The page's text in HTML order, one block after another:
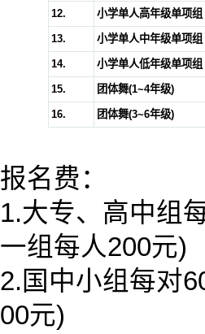
12. 小学单人高年级单项组
13. 小学单人中年级单项组
14. 小学单人低年级单项组
15. 团体舞(1~4年级)
16. 团体舞(3~6年级)
报名费：
1.大专、高中组
一组每人200元)
2.国中小组每对
00元)